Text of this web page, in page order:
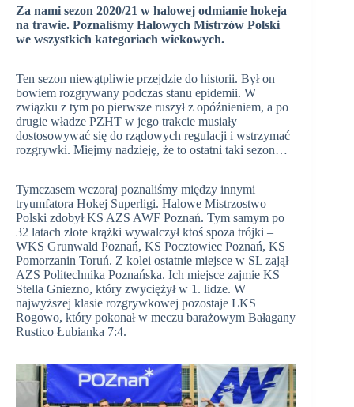
Za nami sezon 2020/21 w halowej odmianie hokeja
na trawie. Poznaliśmy Halowych Mistrzów Polski
we wszystkich kategoriach wiekowych.
Ten sezon niewątpliwie przejdzie do historii. Był on
bowiem rozgrywany podczas stanu epidemii. W
związku z tym po pierwsze ruszył z opóźnieniem, a po
drugie władze PZHT w jego trakcie musiały
dostosowywać się do rządowych regulacji i wstrzymać
rozgrywki. Miejmy nadzieję, że to ostatni taki sezon…
Tymczasem wczoraj poznaliśmy między innymi
tryumfatora Hokej Superligi. Halowe Mistrzostwo
Polski zdobył KS AZS AWF Poznań. Tym samym po
32 latach złote krążki wywalczył ktoś spoza trójki –
WKS Grunwald Poznań, KS Pocztowiec Poznań, KS
Pomorzanin Toruń. Z kolei ostatnie miejsce w SL zajął
AZS Politechnika Poznańska. Ich miejsce zajmie KS
Stella Gniezno, który zwyciężył w 1. lidze. W
najwyższej klasie rozgrywkowej pozostaje LKS
Rogowo, który pokonał w meczu barażowym Bałagany
Rustico Łubianka 7:4.